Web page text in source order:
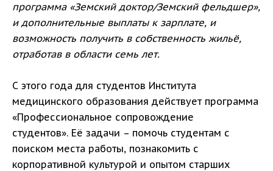
программа «Земский доктор/Земский фельдшер»,
и дополнительные выплаты к зарплате, и
возможность получить в собственность жильё,
отработав в области семь лет.
С этого года для студентов Института
медицинского образования действует программа
«Профессиональное сопровождение
студентов». Её задачи – помочь студентам с
поиском места работы, познакомить с
корпоративной культурой и опытом старших